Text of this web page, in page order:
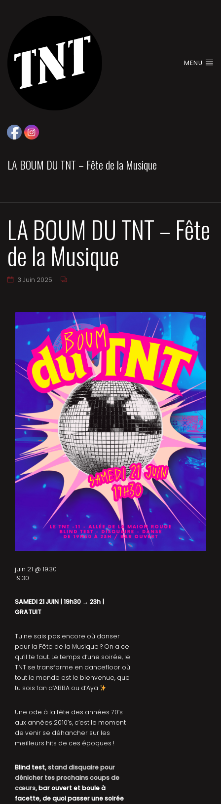
MENU
LA BOUM DU TNT – Fête de la Musique
LA BOUM DU TNT – Fête
de la Musique
3 Juin 2025
SAMEDI 21 JUIN | 19h30 → 23h |
GRATUIT
Tu ne sais pas encore où danser
pour la Fête de la Musique ? On a ce
qu’il te faut. Le temps d’une soirée, le
TNT se transforme en dancefloor où
tout le monde est le bienvenue, que
tu sois fan d’ABBA ou d’Aya
Une ode à la fête des années 70’s
aux années 2010’s, c’est le moment
de venir se déhancher sur les
meilleurs hits de ces époques !
Blind test,stand disquaire pour
dénicher tes prochains coups de
cœurs, bar ouvert et boule à
facette, de quoi passer une soirée
juin 21 @ 19:30
19:30